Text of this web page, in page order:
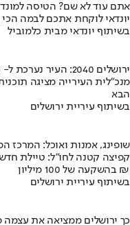
אתם עוד לא שם? הטיסה
יונדאי לוקחת אתכם לבמה הכי
בשיתוף יונדאי מבית כלמוביל
ירושלים 2040: העיר נערכת ל- 1.5 מליון תושבים
מנכ"לית העירייה מציגה
הבא
בשיתוף עיריית ירושלים
שופינג, אמנות ואוכל:
קפיצה קטנה לחו"ל: טיילת
בהשקעה של 100 מיליון ₪
בשיתוף עיריית ירושלים
כך ירושלים ממציאה את